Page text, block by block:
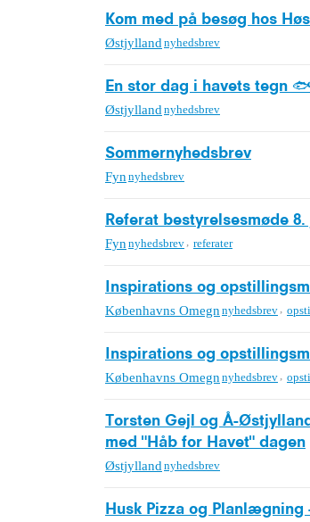
Kom med på besøg hos
Østjylland nyhedsbrev
En stor dag i havets tegn 🐟
Østjylland nyhedsbrev
Sommernyhedsbrev
Fyn nyhedsbrev
Referat bestyrelsesmøde 8.
Fyn nyhedsbrev , referater
Inspirations og
Københavns Omegn nyhedsbrev ,
Inspirations og
Københavns Omegn nyhedsbrev ,
Torsten Gejl og Å-
med "Håb for Havet" dagen
Østjylland nyhedsbrev
Husk Pizza og